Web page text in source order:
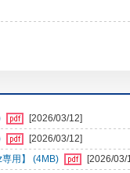
[2026/03/12]
[2026/03/12]
用】 (4MB)
[2026/03/